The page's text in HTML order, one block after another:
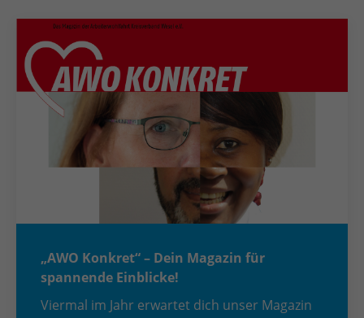
„AWO Konkret“ – Dein Magazin für
spannende Einblicke!
Viermal im Jahr erwartet dich unser Magazin